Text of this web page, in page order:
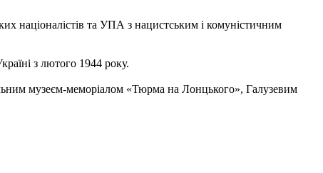
націоналістів та УПА з нацистським і комуністичним
з лютого 1944 року.
музеєм-меморіалом «Тюрма на Лонцького», Галузевим